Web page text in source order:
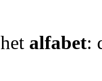
alfabet: